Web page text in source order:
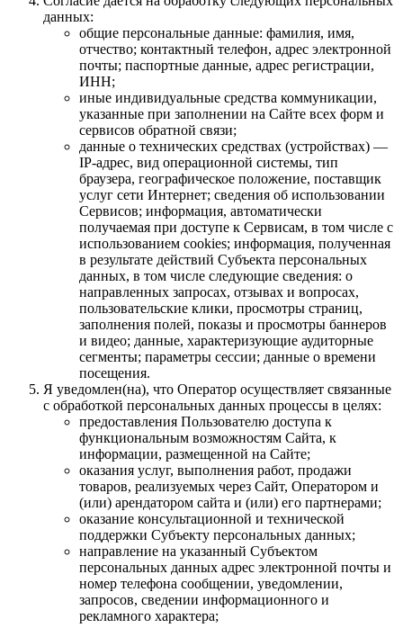
данных:
общие персональные данные: фамилия, имя,
отчество; контактный телефон, адрес электронной
почты; паспортные данные, адрес регистрации,
ИНН;
иные индивидуальные средства коммуникации,
указанные при заполнении на Сайте всех форм и
сервисов обратной связи;
данные о технических средствах (устройствах) —
IP-адрес, вид операционной системы, тип
браузера, географическое положение, поставщик
услуг сети Интернет; сведения об использовании
Сервисов; информация, автоматически
получаемая при доступе к Сервисам, в том числе с
использованием cookies; информация, полученная
в результате действий Субъекта персональных
данных, в том числе следующие сведения: о
направленных запросах, отзывах и вопросах,
пользовательские клики, просмотры страниц,
заполнения полей, показы и просмотры баннеров
и видео; данные, характеризующие аудиторные
сегменты; параметры сессии; данные о времени
посещения.
Я уведомлен(на), что Оператор осуществляет связанные
с обработкой персональных данных процессы в целях:
предоставления Пользователю доступа к
функциональным возможностям Сайта, к
информации, размещенной на Сайте;
оказания услуг, выполнения работ, продажи
товаров, реализуемых через Сайт, Оператором и
(или) арендатором сайта и (или) его партнерами;
оказание консультационной и технической
поддержки Субъекту персональных данных;
направление на указанный Субъектом
персональных данных адрес электронной почты и
номер телефона сообщении, уведомлении,
запросов, сведении информационного и
рекламного характера;